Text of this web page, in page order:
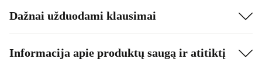
Dažnai užduodami klausimai
Informacija apie produktų saugą ir atitiktį